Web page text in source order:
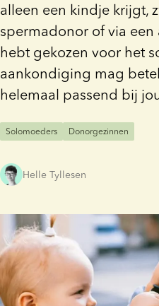
alleen een kindje krijgt,
spermadonor of via
hebt gekozen voor het
aankondiging mag
helemaal passend bij
Solomoeders Donorgezinnen
Helle Tyllesen